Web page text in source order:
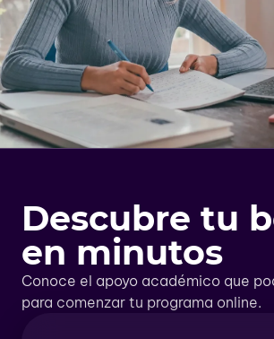
Descubre tu
en minutos
Conoce el apoyo académico que
para comenzar tu programa online.